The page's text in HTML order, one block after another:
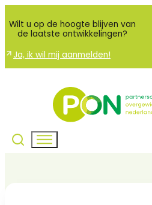
Wilt u op de hoogte blijven van
de laatste ontwikkelingen?
Ja, ik wil mij aanmelden!